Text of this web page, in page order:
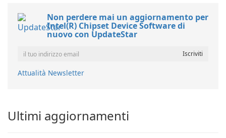
Non perdere mai un aggiornamento per
Intel(R) Chipset Device Software di
nuovo con UpdateStar
Attualità Newsletter
Ultimi aggiornamenti